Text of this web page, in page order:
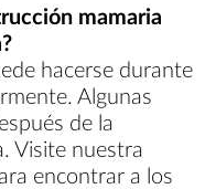
mamaria
hacerse durante
Algunas
de la
Visite nuestra
encontrar a los